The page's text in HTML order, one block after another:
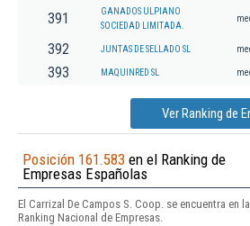
391
GANADOS ULPIANO
SOCIEDAD LIMITADA.
392 JUNTAS DE SELLADO SL
393 MAQUINRED SL
Ver Ranking de
Posición 161.583 en el Ranking de
Empresas Españolas
El Carrizal De Campos S. Coop. se encuentra en
Ranking Nacional de Empresas.